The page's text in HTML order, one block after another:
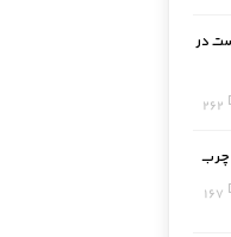
در
262
چرب
167